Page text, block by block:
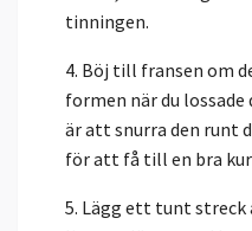
tinningen.
4. Böj till fransen om
formen när du
är att snurra den runt
för att få till en bra
5. Lägg ett tunt streck